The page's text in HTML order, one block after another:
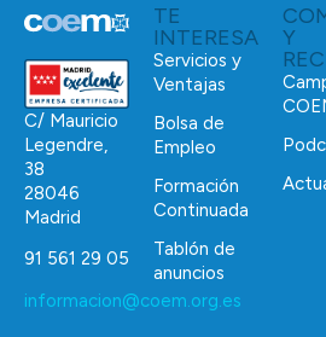
C/ Mauricio
Legendre,
38
28046
Madrid
91 561 29 05
informacion@coem.org.es
TE
INTERESA
Servicios y
Ventajas
Bolsa de
Empleo
Formación
Continuada
Tablón de
anuncios
Y